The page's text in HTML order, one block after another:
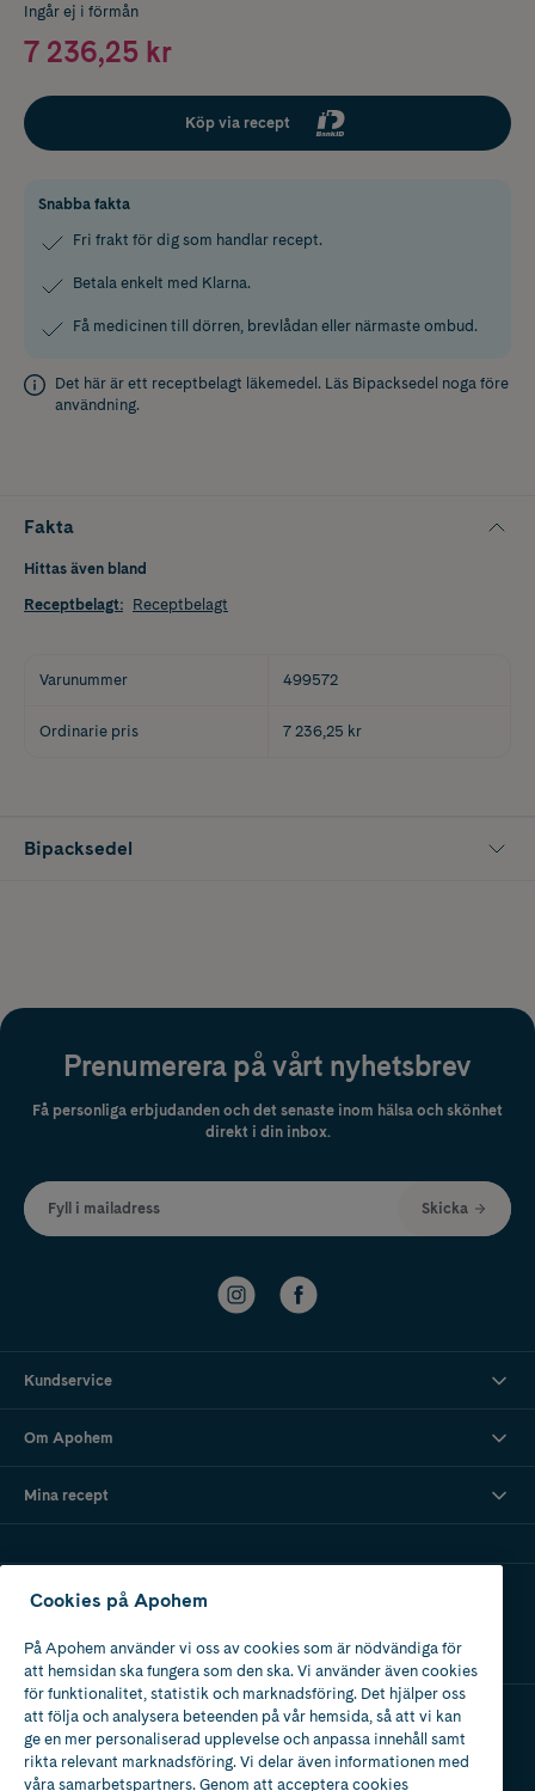
Ingår ej i förmån
7 236,25 kr
Köp via recept
Snabba fakta
Fri frakt för dig som handlar recept.
Betala enkelt med Klarna.
Få medicinen till dörren, brevlådan eller närmaste ombud.
Det här är ett receptbelagt läkemedel. Läs Bipacksedel noga före
användning.
Fakta
Hittas även bland
Receptbelagt: Receptbelagt
Varunummer 499572
Ordinarie pris 7 236,25 kr
Bipacksedel
Prenumerera på vårt nyhetsbrev
Få personliga erbjudanden och det senaste inom hälsa och skönhet
direkt i din inbox.
Fyll i mailadress Skicka
Kundservice
Om Apohem
Mina recept
Ladda ner vår app
Apotek med tillstånd
av Läkemedelsverket
Cookies på Apohem
På Apohem använder vi oss av cookies som är nödvändiga för
att hemsidan ska fungera som den ska. Vi använder även cookies
för funktionalitet, statistik och marknadsföring. Det hjälper oss
att följa och analysera beteenden på vår hemsida, så att vi kan
ge en mer personaliserad upplevelse och anpassa innehåll samt
rikta relevant marknadsföring. Vi delar även informationen med
våra samarbetspartners. Genom att acceptera cookies